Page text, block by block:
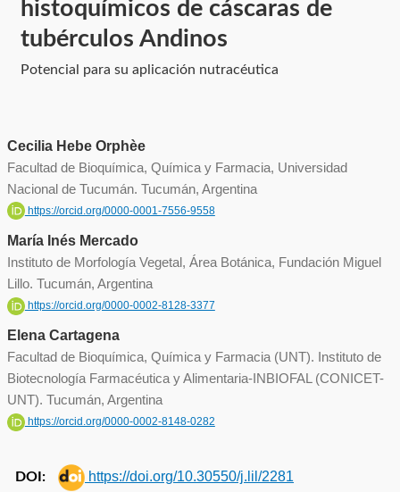
histoquímicos de cáscaras de
tubérculos Andinos
Potencial para su aplicación nutracéutica
Cecilia Hebe Orphèe
Facultad de Bioquímica, Química y Farmacia, Universidad
Nacional de Tucumán. Tucumán, Argentina
https://orcid.org/0000-0001-7556-9558
María Inés Mercado
Instituto de Morfología Vegetal, Área Botánica, Fundación Miguel
Lillo. Tucumán, Argentina
https://orcid.org/0000-0002-8128-3377
Elena Cartagena
Facultad de Bioquímica, Química y Farmacia (UNT). Instituto de
Biotecnología Farmacéutica y Alimentaria-INBIOFAL (CONICET-
UNT). Tucumán, Argentina
https://orcid.org/0000-0002-8148-0282
DOI: https://doi.org/10.30550/j.lil/2281